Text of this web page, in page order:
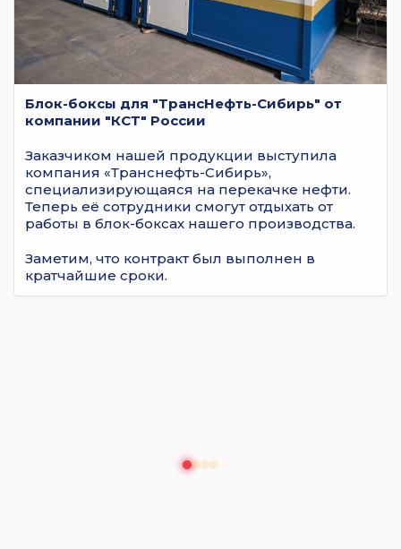
Блок-боксы для "ТрансНефть-Сибирь" от
компании "КСТ" России
Заказчиком нашей продукции выступила
компания «Транснефть-Сибирь»,
специализирующаяся на перекачке нефти.
Теперь её сотрудники смогут отдыхать от
работы в блок-боксах нашего производства.
Заметим, что контракт был выполнен в
кратчайшие сроки.